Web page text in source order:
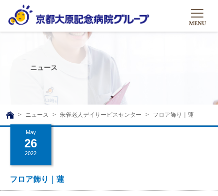
グループについて
グループについて
理事長挨拶
沿革ストーリー
基本的マインド
社会貢献活動
グループの取り組み
リハビリテーション
訪問サービス
通所サービス
大原のこと
メディア
ニュース
広報誌
お問い合わせ一覧
ニュース
TOP
ニュース 朱雀老人デイサービスセンター フロア飾り｜蓮
May
26
2022
フロア飾り｜蓮